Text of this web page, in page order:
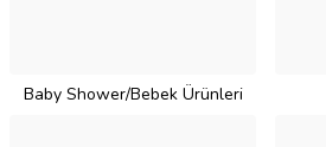
Baby Shower/Bebek Ürünleri